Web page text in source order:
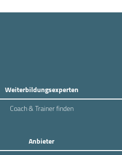
Weiterbildungsexperten
Coach & Trainer finden
Anbieter